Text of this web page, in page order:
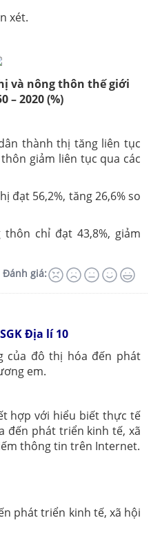
xét.
và nông thôn thế giới
– 2020 (%)
thành thị tăng liên tục
giảm liên tục qua các
đạt 56,2%, tăng 26,6% so
chỉ đạt 43,8%, giảm
Đánh giá:
Địa lí 10
của đô thị hóa đến phát
em.
hợp với hiểu biết thực tế
đến phát triển kinh tế, xã
thông tin trên Internet.
phát triển kinh tế, xã hội